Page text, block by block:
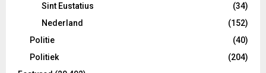
Sint Eustatius
(34)
Nederland
(152)
Politie
(40)
Politiek
(204)